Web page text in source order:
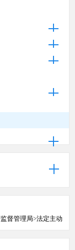
督管理局>法定主动